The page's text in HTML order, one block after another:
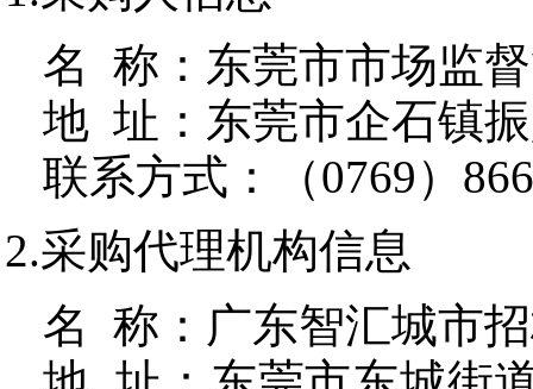
名 称： 东莞市市场监
地 址： 东莞市企石镇
联系方式：
（0769）
2.采购代理机构信息
名 称： 广东智汇城市